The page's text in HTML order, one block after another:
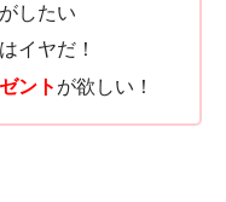
したい
イヤだ！
ント が欲しい！